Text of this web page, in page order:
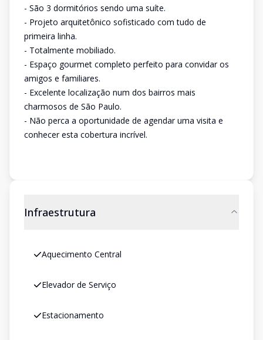
- São 3 dormitórios sendo uma suíte.
- Projeto arquitetônico sofisticado com tudo de
primeira linha.
- Totalmente mobiliado.
- Espaço gourmet completo perfeito para convidar os
amigos e familiares.
- Excelente localização num dos bairros mais
charmosos de São Paulo.
- Não perca a oportunidade de agendar uma visita e
conhecer esta cobertura incrível.
Infraestrutura
Aquecimento Central
Elevador de Serviço
Estacionamento